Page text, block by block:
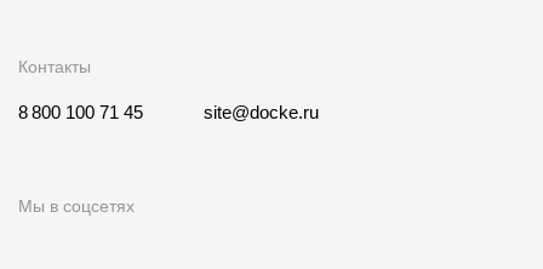
Контакты
8 800 100 71 45 site@docke.ru
Мы в соцсетях